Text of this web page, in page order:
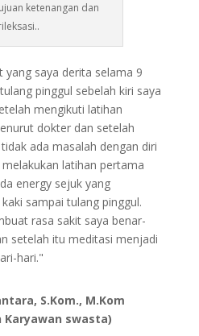
ketenangan dan
yang saya derita selama 9
pinggul sebelah kiri saya
mengikuti latihan
dokter dan setelah
ada masalah dengan diri
latihan pertama
energy sejuk yang
sampai tulang pinggul.
rasa sakit saya benar-
setelah itu meditasi menjadi
hari."
S.Kom., M.Kom
swasta)